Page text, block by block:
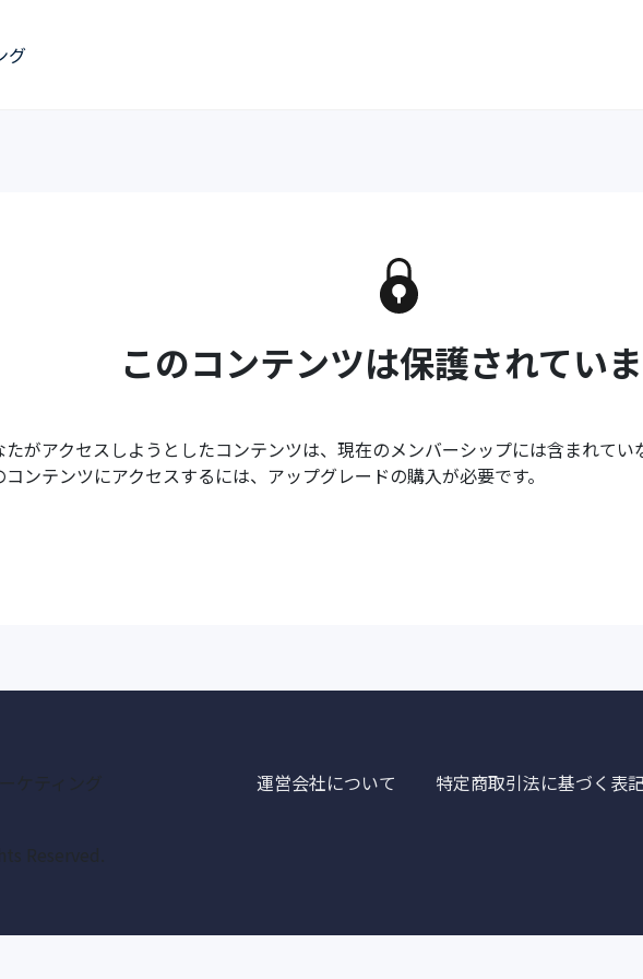
グ
このコンテンツは保護されてい
たがアクセスしようとしたコンテンツは、現在のメンバーシップには含まれてい
コンテンツにアクセスするには、アップグレードの購入が必要です。
ケティング 運営会社について 特定商取引法に基づく表
Reserved.